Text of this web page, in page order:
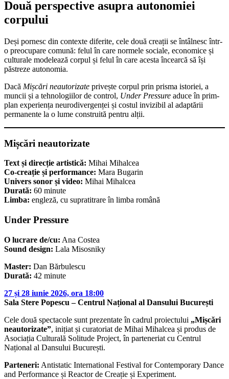
Două perspective asupra autonomiei
corpului
Deși pornesc din contexte diferite, cele două creații se întâlnesc într-
o preocupare comună: felul în care normele sociale, economice și
culturale modelează corpul și felul în care acesta încearcă să își
păstreze autonomia.
Dacă Mișcări neautorizate privește corpul prin prisma istoriei, a
muncii și a tehnologiilor de control, Under Pressure aduce în prim-
plan experiența neurodivergenței și costul invizibil al adaptării
permanente la o lume construită pentru alții.
Mișcări neautorizate
Text și direcție artistică: Mihai Mihalcea
Co-creație și performance: Mara Bugarin
Univers sonor și video: Mihai Mihalcea
Durată: 60 minute
Limba: engleză, cu supratitrare în limba română
Under Pressure
O lucrare de/cu: Ana Costea
Sound design: Lala Misosniky
Master: Dan Bărbulescu
Durată: 42 minute
27 și 28 iunie 2026, ora 18:00
Sala Stere Popescu – Centrul Național al Dansului București
Cele două spectacole sunt prezentate în cadrul proiectului „Mișcări
neautorizate”, inițiat și curatoriat de Mihai Mihalcea și produs de
Asociația Culturală Solitude Project, în parteneriat cu Centrul
Național al Dansului București.
Parteneri: Antistatic International Festival for Contemporary Dance
and Performance și Reactor de Creație și Experiment.